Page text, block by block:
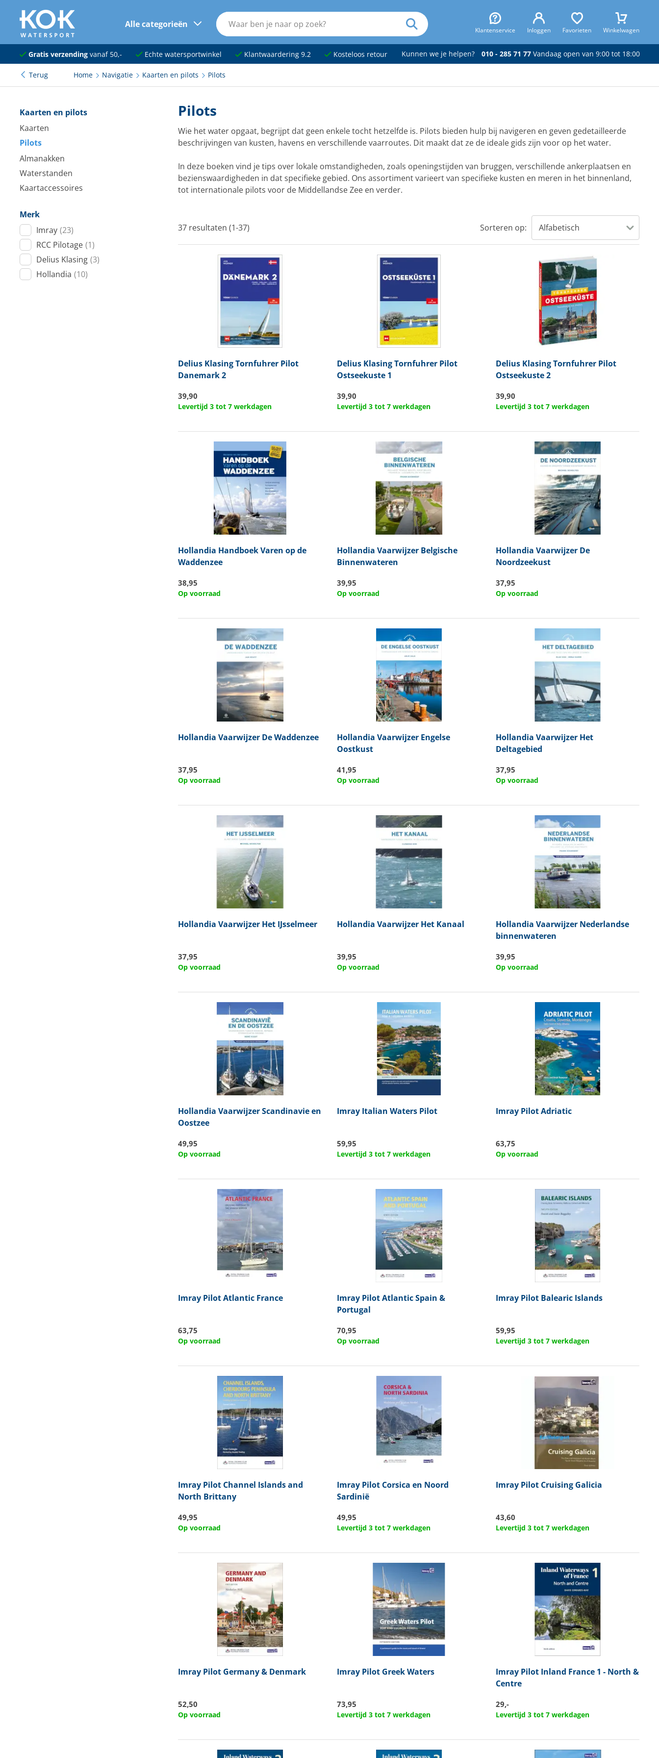
naar hoofdinhoud
Alle categorieën
Klantenservice Inloggen Favorieten Winkelwagen
Navigatie
Dekuitrusting
Onderhoud en verf
Elektra
Kleding en schoenen
Sanitair
Kajuit en kombuis
Techniek en motor
Tuigage en dekbeslag
Veiligheid
Gratis verzendingvanaf 50,- Echte watersportwinkel Klantwaardering 9.2 Kosteloos retour Kunnen we je helpen? 010 - 285 71 77Vandaag open van 9:00 tot 18:00
Terug Home Navigatie Kaarten en pilots Pilots
Pilots
Wie het water opgaat, begrijpt dat geen enkele tocht hetzelfde is. Pilots bieden hulp bij navigeren en geven gedetailleerde
beschrijvingen van kusten, havens en verschillende vaarroutes. Dit maakt dat ze de ideale gids zijn voor op het water.
In deze boeken vind je tips over lokale omstandigheden, zoals openingstijden van bruggen, verschillende ankerplaatsen en
bezienswaardigheden in dat specifieke gebied. Ons assortiment varieert van specifieke kusten en meren in het binnenland,
tot internationale pilots voor de Middellandse Zee en verder.
37 resultaten (1-37) Sorteren op:
Delius KlasingTornfuhrer Pilot
Danemark 2
39,90
Levertijd 3 tot 7 werkdagen
Delius KlasingTornfuhrer Pilot
Ostseekuste 1
39,90
Levertijd 3 tot 7 werkdagen
Delius KlasingTornfuhrer Pilot
Ostseekuste 2
39,90
Levertijd 3 tot 7 werkdagen
Hollandia Handboek Varen op de
Waddenzee
38,95
Op voorraad
Hollandia Vaarwijzer Belgische
Binnenwateren
39,95
Op voorraad
Hollandia Vaarwijzer De
Noordzeekust
37,95
Op voorraad
Hollandia Vaarwijzer De Waddenzee
37,95
Op voorraad
Hollandia Vaarwijzer Engelse
Oostkust
41,95
Op voorraad
Hollandia Vaarwijzer Het
Deltagebied
37,95
Op voorraad
Hollandia Vaarwijzer Het IJsselmeer
37,95
Op voorraad
Hollandia Vaarwijzer Het Kanaal
39,95
Op voorraad
Hollandia Vaarwijzer Nederlandse
binnenwateren
39,95
Op voorraad
Hollandia Vaarwijzer Scandinavie en
Oostzee
49,95
Op voorraad
ImrayItalian Waters Pilot
59,95
Levertijd 3 tot 7 werkdagen
ImrayPilot Adriatic
63,75
Op voorraad
Imray Pilot Atlantic France
63,75
Op voorraad
ImrayPilot Atlantic Spain &
Portugal
70,95
Op voorraad
ImrayPilot Balearic Islands
59,95
Levertijd 3 tot 7 werkdagen
Imray Pilot Channel Islands and
North Brittany
49,95
Op voorraad
ImrayPilot Corsica en Noord
Sardinië
49,95
Levertijd 3 tot 7 werkdagen
ImrayPilot Cruising Galicia
43,60
Levertijd 3 tot 7 werkdagen
Imray Pilot Germany & Denmark
52,50
Op voorraad
ImrayPilot Greek Waters
73,95
Levertijd 3 tot 7 werkdagen
ImrayPilot Inland France 1 - North &
Centre
29,-
Levertijd 3 tot 7 werkdagen
Kaarten en pilots
Kaarten
Pilots
Almanakken
Waterstanden
Kaartaccessoires
Merk
Imray (23)
RCC Pilotage (1)
Delius Klasing (3)
Hollandia (10)